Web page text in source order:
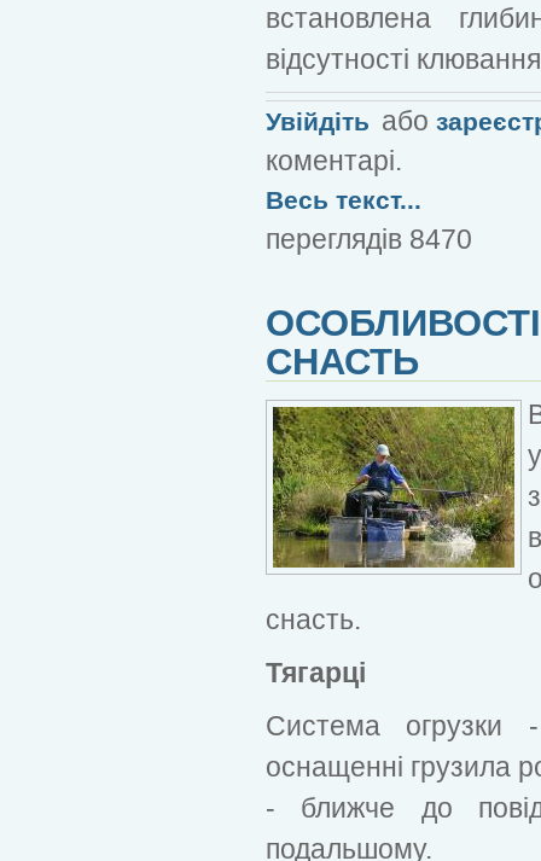
встановлена
відсутності
Увійдіть або
коментарі.
Весь текст...
переглядів 8470
СНАСТЬ
снасть.
Тягарці
Система огрузки
оснащенні грузила
- ближче до
подальшому.